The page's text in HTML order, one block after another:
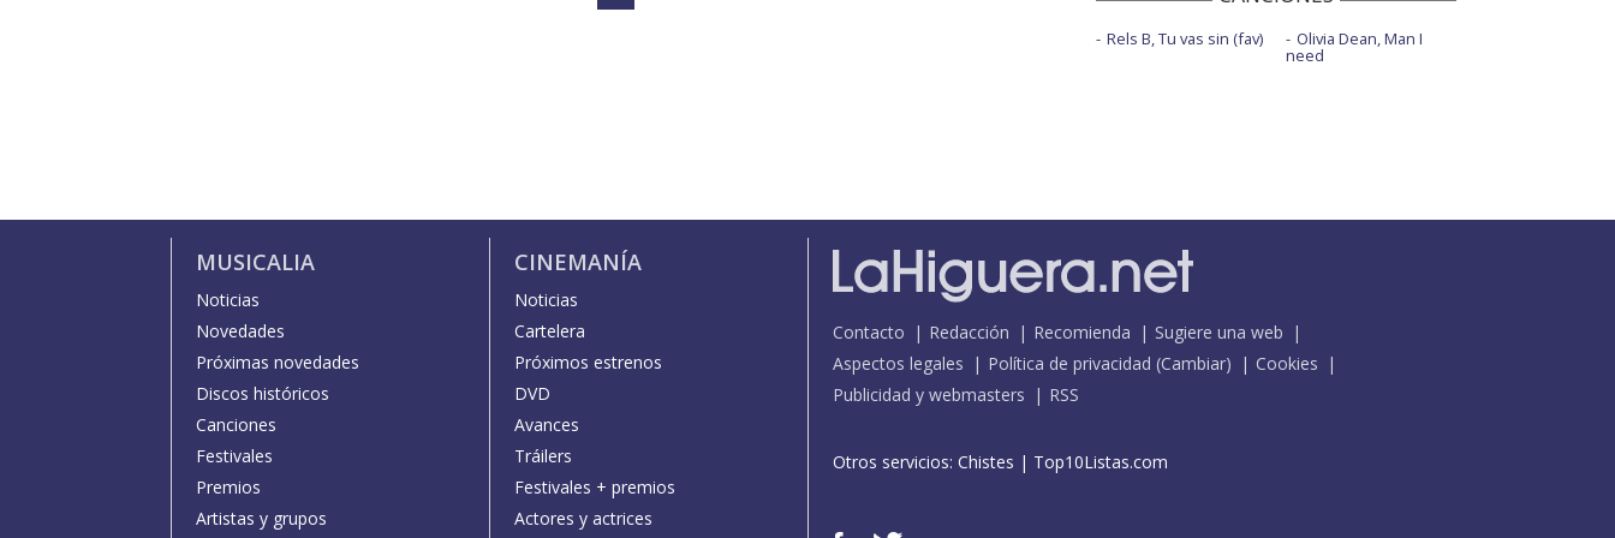
Rels B, Tu vas sin (fav) Olivia Dean, Man I
need
MUSICALIA
Noticias
Novedades
Próximas novedades
Discos históricos
Canciones
Festivales
Premios
Artistas y grupos
CINEMANÍA
Noticias
Cartelera
Próximos estrenos
DVD
Avances
Tráilers
Festivales + premios
Actores y actrices
Contacto Redacción Recomienda
Sugiere una web
Aspectos legales
Política de privacidad (Cambiar)
Cookies
Publicidad y webmasters
RSS
Otros servicios: Chistes | Top10Listas.com